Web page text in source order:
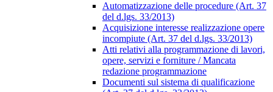
Automatizzazione delle procedure (Art. 37
del d.lgs. 33/2013)
Acquisizione interesse realizzazione opere
incompiute (Art. 37 del d.lgs. 33/2013)
Atti relativi alla programmazione di lavori,
opere, servizi e forniture / Mancata
redazione programmazione
Documenti sul sistema di qualificazione